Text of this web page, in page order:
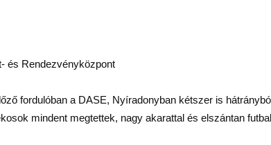
Rendezvényközpont
fordulóban a DASE, Nyíradonyban kétszer is
mindent megtettek, nagy akarattal és elszántan